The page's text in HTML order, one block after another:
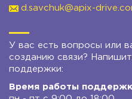
d.savchuk@apix-
У вас есть вопросы или
созданию связи?
поддержки:
Время работы